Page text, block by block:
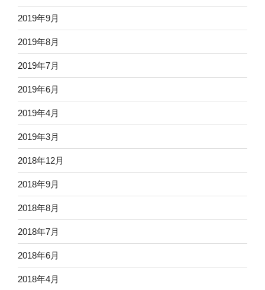
2019年9月
2019年8月
2019年7月
2019年6月
2019年4月
2019年3月
2018年12月
2018年9月
2018年8月
2018年7月
2018年6月
2018年4月